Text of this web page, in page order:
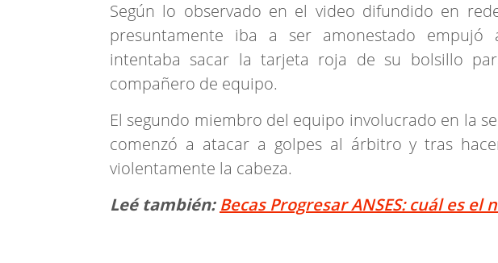
Según lo observado en el video difundido en
presuntamente iba a ser amonestado
intentaba sacar la tarjeta roja de su bolsillo
compañero de equipo.
El segundo miembro del equipo involucrado en la
comenzó a atacar a golpes al árbitro y tras
violentamente la cabeza.
Leé también: Becas Progresar ANSES: cuál es el